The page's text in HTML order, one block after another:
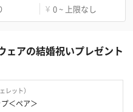
¥ 0 ~ 上限なし
ェアの結婚祝いプレゼント
レット）
＜ペア＞